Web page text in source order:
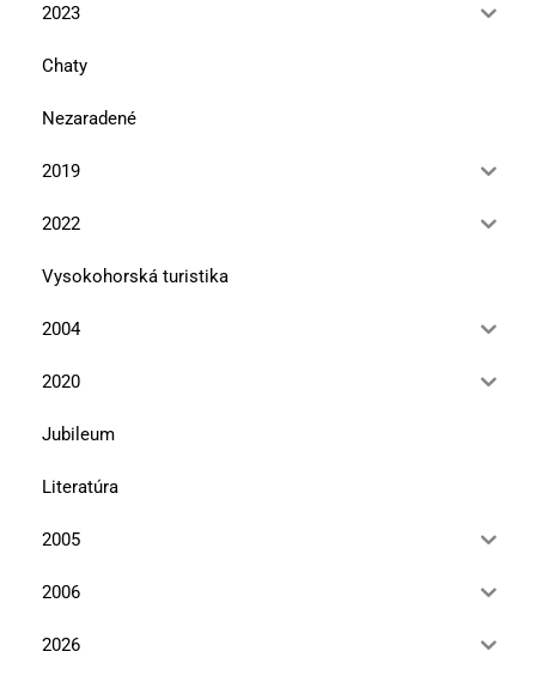
2023
Chaty
Nezaradené
2019
2022
Vysokohorská turistika
2004
2020
Jubileum
Literatúra
2005
2006
2026